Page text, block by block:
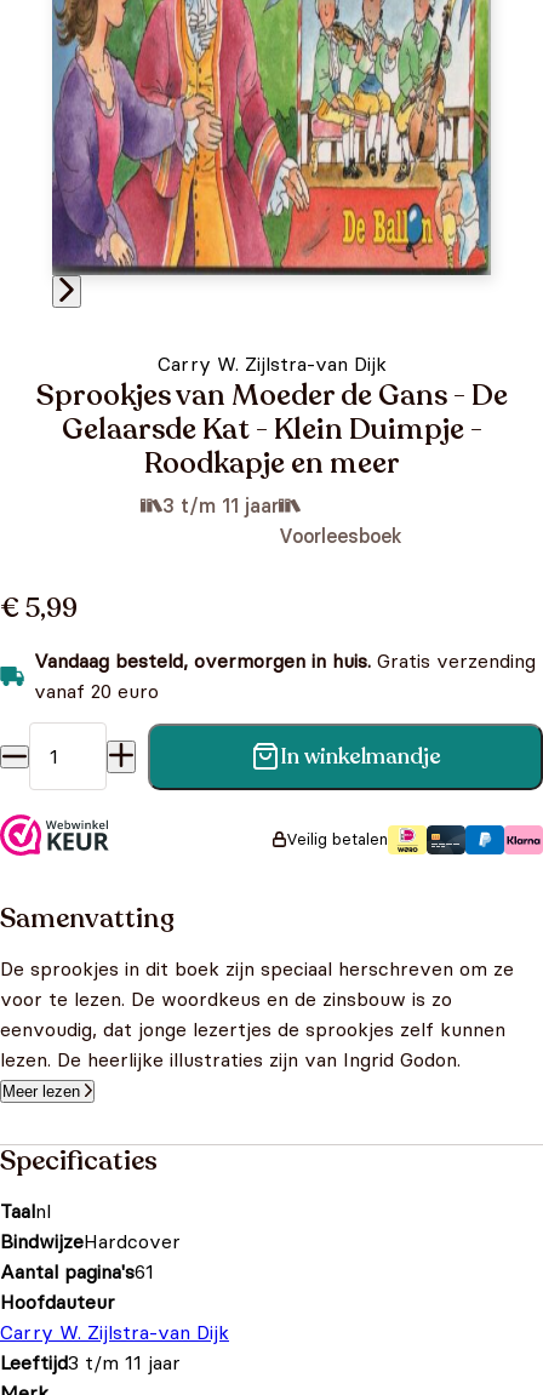
Carry W. Zijlstra-van Dijk
Sprookjes van Moeder de Gans - De
Gelaarsde Kat - Klein Duimpje -
Roodkapje en meer
3 t/m 11 jaar
Voorleesboek
€ 5,99
Vandaag besteld, overmorgen in huis. Gratis verzending
vanaf 20 euro
Sprookjes van Moeder de Gans - De Gelaarsde Kat - Klein
In winkelmandje
Veilig betalen
Samenvatting
De sprookjes in dit boek zijn speciaal herschreven om ze
voor te lezen. De woordkeus en de zinsbouw is zo
eenvoudig, dat jonge lezertjes de sprookjes zelf kunnen
lezen. De heerlijke illustraties zijn van Ingrid Godon.
Meer lezen
Specificaties
Taalnl
BindwijzeHardcover
Aantal pagina's61
Hoofdauteur
Carry W. Zijlstra-van Dijk
Leeftijd3 t/m 11 jaar